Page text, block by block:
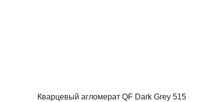
Кварцевый агломерат QF Dark Grey 515